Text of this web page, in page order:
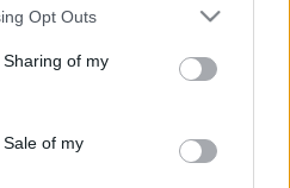
app uses one or more Google
behaviour. You may click to
and its third-party tags to
purposes in below Google
Opt Outs
of my
of my
és a nőknek joguk van a
emberséges és
maguk és
vajúdás,